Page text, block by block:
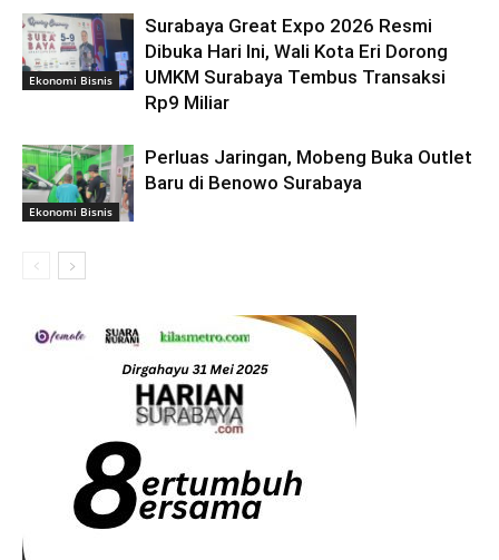
Ekonomi Bisnis
Surabaya Great Expo 2026 Resmi
Dibuka Hari Ini, Wali Kota Eri Dorong
UMKM Surabaya Tembus Transaksi
Rp9 Miliar
Ekonomi Bisnis
Perluas Jaringan, Mobeng Buka Outlet
Baru di Benowo Surabaya